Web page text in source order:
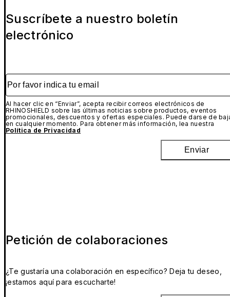
Suscríbete a nuestro boletín
electrónico
Por favor indica tu email
Al hacer clic en “Enviar”, acepta recibir correos electrónicos de
RHINOSHIELD sobre las últimas noticias sobre productos, eventos
promocionales, descuentos y ofertas especiales. Puede darse de
en cualquier momento. Para obtener más información, lea nuestra
Política de Privacidad
Enviar
Petición de colaboraciones
¿Te gustaría una colaboración en específico? Deja tu deseo,
¡estamos aquí para escucharte!